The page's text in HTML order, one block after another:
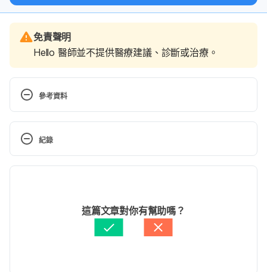
免責聲明
Hello 醫師並不提供醫療建議、診斷或治療。
參考資料
Alprazolam Pronunciation
https://www.drugs.com/alprazolam.html. Accessed
July 6, 2016.
supplements/alprazolam-oral-route/description/drg-
20061040. Accessed July 6, 2016.
紀錄
Weitseng Lin
賴建翰醫師
張凱安 Kyle Chang
這篇文章對你有幫助嗎？